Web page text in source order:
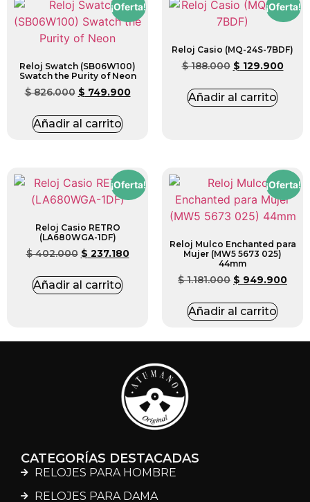
¡Oferta!
Reloj Swatch (SB06W100)
Swatch the Purity of Neon
$826.000 $ 749.900
Añadir al carrito
¡Oferta!
Reloj Casio (MQ-24S-7BDF)
$188.000 $ 129.900
Añadir al carrito
¡Oferta!
Reloj Casio RETRO
(LA680WGA-1DF)
$402.000 $ 237.180
Añadir al carrito
¡Oferta!
Reloj Mulco Enchanted para
Mujer (MW5 5673 025)
44mm
$1.181.000 $ 949.900
Añadir al carrito
CATEGORÍAS DESTACADAS
RELOJES PARA HOMBRE
RELOJES PARA DAMA